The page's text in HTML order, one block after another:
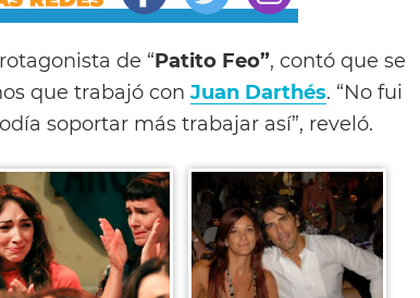
de “Patito Feo”, contó que se
que trabajó con Juan Darthés. “No fui
soportar más trabajar así”, reveló.